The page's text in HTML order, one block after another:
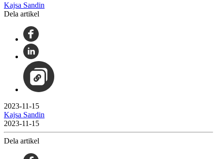
Kajsa Sandin
Dela artikel
2023-11-15
Kajsa Sandin
2023-11-15
Dela artikel